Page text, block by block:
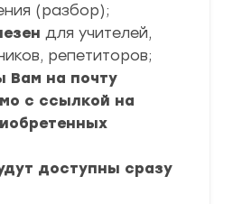
(разбор);
для учителей,
репетиторов;
Вам на почту
с ссылкой на
доступны сразу